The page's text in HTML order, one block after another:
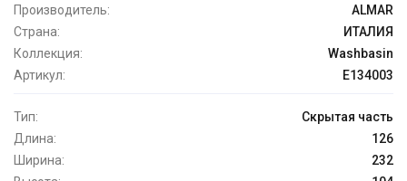
Производитель:
ALMAR
Страна:
ИТАЛИЯ
Коллекция:
Washbasin
Артикул:
E134003
Тип:
Скрытая часть
Длина:
126
Ширина:
232